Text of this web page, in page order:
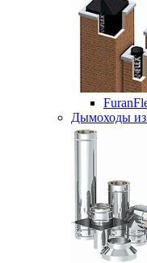
Дымоходы